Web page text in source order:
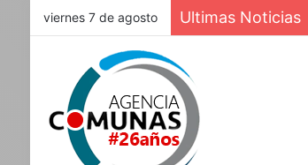
viernes 7 de agosto Ultimas Noticias